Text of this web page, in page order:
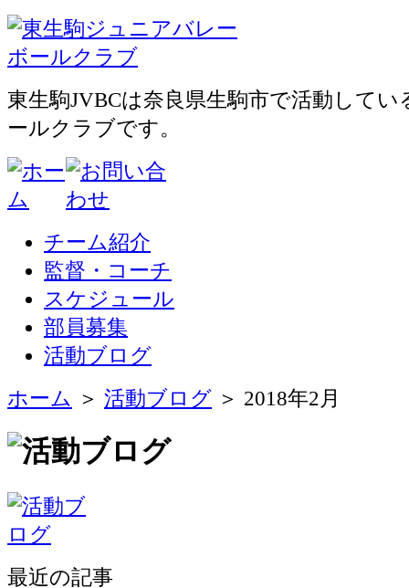
東生駒JVBCは奈良県生駒市で活動して
ールクラブです。
チーム紹介
監督・コーチ
スケジュール
部員募集
活動ブログ
ホーム ＞ 活動ブログ ＞ 2018年2月
最近の記事